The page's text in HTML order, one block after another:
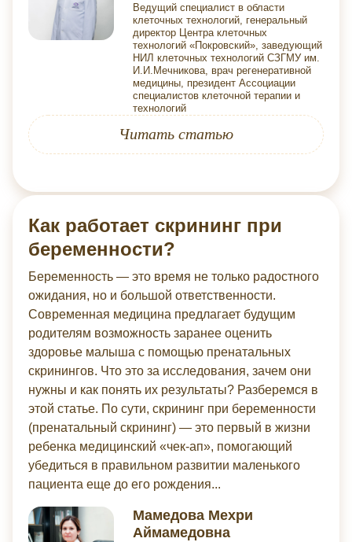
Ведущий специалист в области
клеточных технологий, генеральный
директор Центра клеточных
технологий «Покровский», заведующий
НИЛ клеточных технологий СЗГМУ им.
И.И.Мечникова, врач регенеративной
медицины, президент Ассоциации
специалистов клеточной терапии и
технологий
Читать статью
Мамедова Мехри
Аймамедовна
Как работает скрининг при
беременности?
Беременность — это время не только радостного
ожидания, но и большой ответственности.
Современная медицина предлагает будущим
родителям возможность заранее оценить
здоровье малыша с помощью пренатальных
скринингов. Что это за исследования, зачем они
нужны и как понять их результаты? Разберемся в
этой статье. По сути, скрининг при беременности
(пренатальный скрининг) — это первый в жизни
ребенка медицинский «чек-ап», помогающий
убедиться в правильном развитии маленького
пациента еще до его рождения...